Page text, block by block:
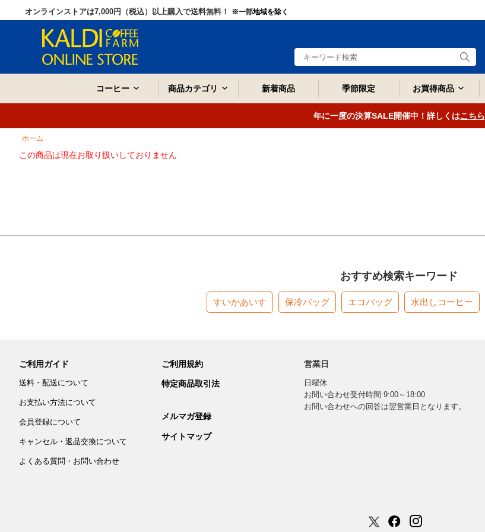
オンラインストアは7,000円（税込）以上購入で送料無料！ ※一部地域を除く
コーヒー 商品カテゴリ 新着商品 季節限定 お買得商品
年に一度の決算SALE開催中！詳しくはこちら
ホーム
この商品は現在お取り扱いしておりません
おすすめ検索キーワード
すいかあいす 保冷バッグ エコバッグ 水出しコーヒー
ご利用ガイド
送料・配送について
お支払い方法について
会員登録について
キャンセル・返品交換について
よくある質問・お問い合わせ
ご利用規約
特定商品取引法
メルマガ登録
サイトマップ
営業日
日曜休
お問い合わせ受付時間 9:00～18:00
お問い合わせへの回答は翌営業日となります。